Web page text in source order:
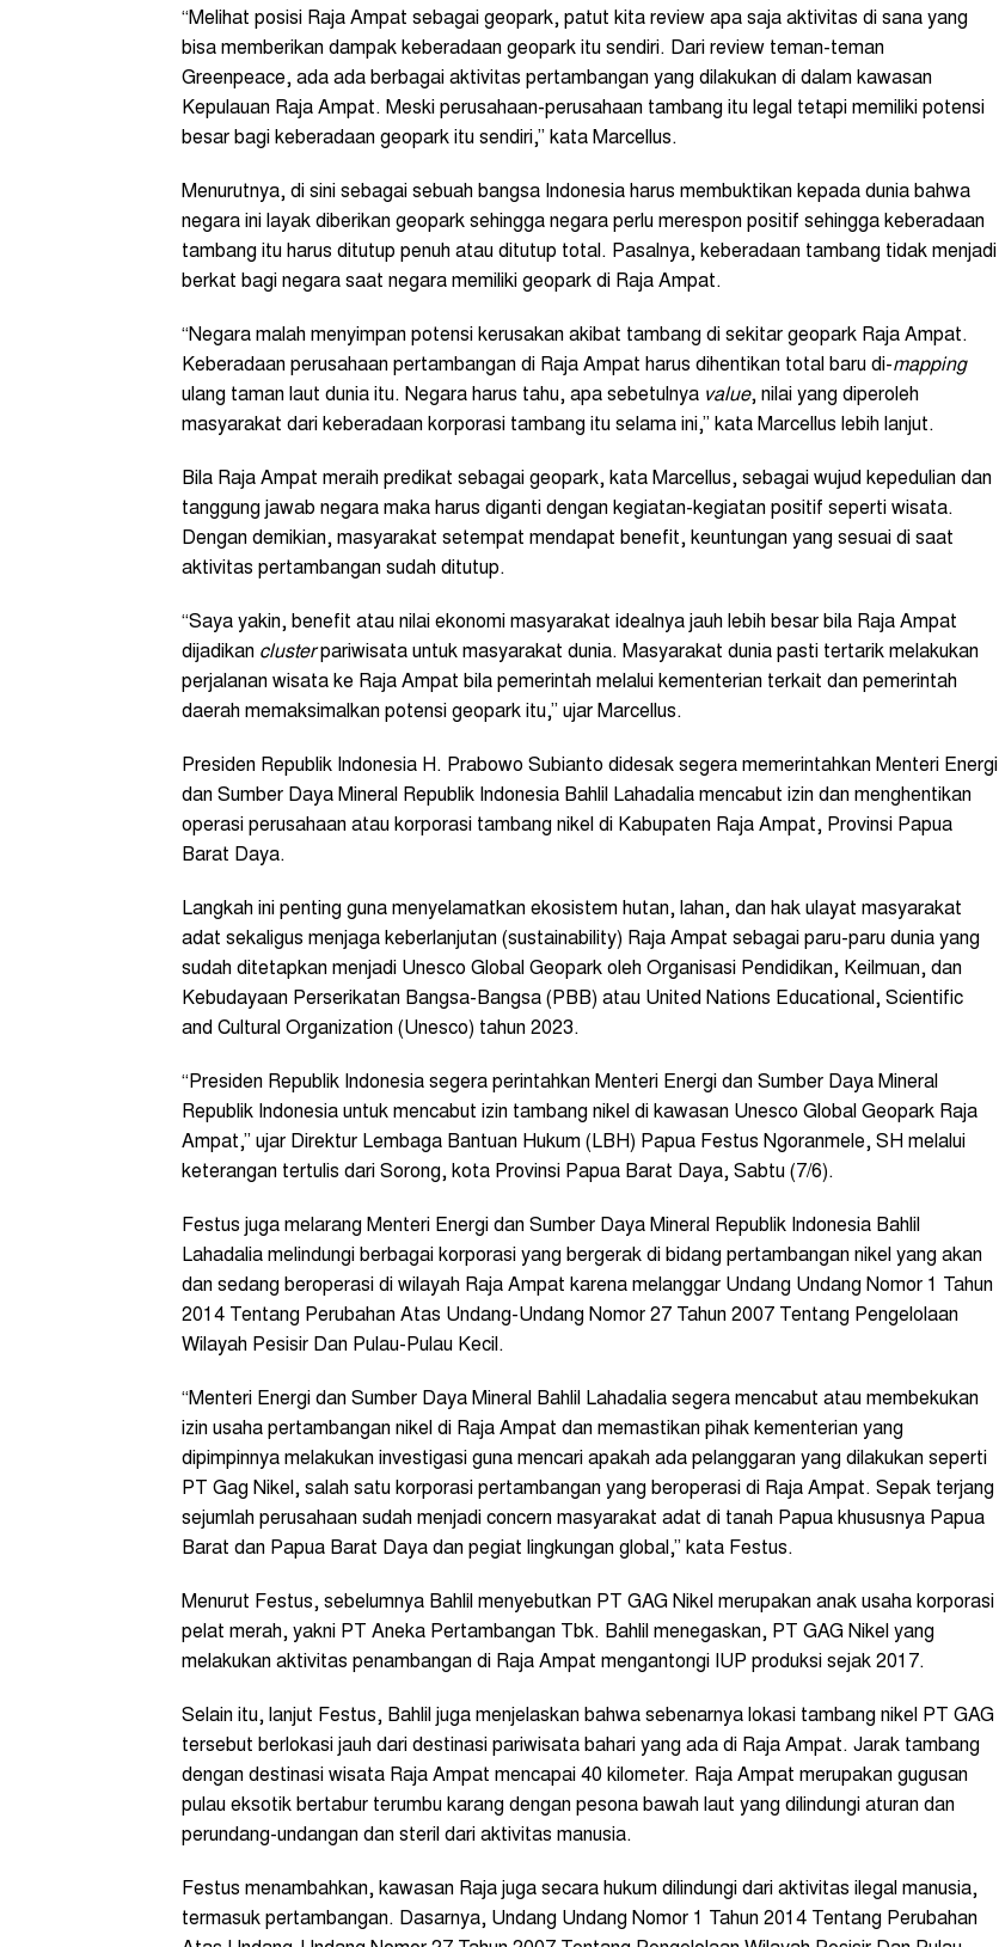
“Melihat posisi Raja Ampat sebagai geopark, patut kita review apa saja aktivitas di sana yang
bisa memberikan dampak keberadaan geopark itu sendiri. Dari review teman-teman
Greenpeace, ada ada berbagai aktivitas pertambangan yang dilakukan di dalam kawasan
Kepulauan Raja Ampat. Meski perusahaan-perusahaan tambang itu legal tetapi memiliki potensi
besar bagi keberadaan geopark itu sendiri,” kata Marcellus.
Menurutnya, di sini sebagai sebuah bangsa Indonesia harus membuktikan kepada dunia bahwa
negara ini layak diberikan geopark sehingga negara perlu merespon positif sehingga keberadaan
tambang itu harus ditutup penuh atau ditutup total. Pasalnya, keberadaan tambang tidak menjadi
berkat bagi negara saat negara memiliki geopark di Raja Ampat.
“Negara malah menyimpan potensi kerusakan akibat tambang di sekitar geopark Raja Ampat.
Keberadaan perusahaan pertambangan di Raja Ampat harus dihentikan total baru di-mapping
ulang taman laut dunia itu. Negara harus tahu, apa sebetulnya value, nilai yang diperoleh
masyarakat dari keberadaan korporasi tambang itu selama ini,” kata Marcellus lebih lanjut.
Bila Raja Ampat meraih predikat sebagai geopark, kata Marcellus, sebagai wujud kepedulian dan
tanggung jawab negara maka harus diganti dengan kegiatan-kegiatan positif seperti wisata.
Dengan demikian, masyarakat setempat mendapat benefit, keuntungan yang sesuai di saat
aktivitas pertambangan sudah ditutup.
“Saya yakin, benefit atau nilai ekonomi masyarakat idealnya jauh lebih besar bila Raja Ampat
dijadikan clusterpariwisata untuk masyarakat dunia. Masyarakat dunia pasti tertarik melakukan
perjalanan wisata ke Raja Ampat bila pemerintah melalui kementerian terkait dan pemerintah
daerah memaksimalkan potensi geopark itu,” ujar Marcellus.
Presiden Republik Indonesia H. Prabowo Subianto didesak segera memerintahkan Menteri Energi
dan Sumber Daya Mineral Republik Indonesia Bahlil Lahadalia mencabut izin dan menghentikan
operasi perusahaan atau korporasi tambang nikel di Kabupaten Raja Ampat, Provinsi Papua
Barat Daya.
Langkah ini penting guna menyelamatkan ekosistem hutan, lahan, dan hak ulayat masyarakat
adat sekaligus menjaga keberlanjutan (sustainability) Raja Ampat sebagai paru-paru dunia yang
sudah ditetapkan menjadi Unesco Global Geopark oleh Organisasi Pendidikan, Keilmuan, dan
Kebudayaan Perserikatan Bangsa-Bangsa (PBB) atau United Nations Educational, Scientific
and Cultural Organization (Unesco) tahun 2023.
“Presiden Republik Indonesia segera perintahkan Menteri Energi dan Sumber Daya Mineral
Republik Indonesia untuk mencabut izin tambang nikel di kawasan Unesco Global Geopark Raja
Ampat,” ujar Direktur Lembaga Bantuan Hukum (LBH) Papua Festus Ngoranmele, SH melalui
keterangan tertulis dari Sorong, kota Provinsi Papua Barat Daya, Sabtu (7/6).
Festus juga melarang Menteri Energi dan Sumber Daya Mineral Republik Indonesia Bahlil
Lahadalia melindungi berbagai korporasi yang bergerak di bidang pertambangan nikel yang akan
dan sedang beroperasi di wilayah Raja Ampat karena melanggar Undang Undang Nomor 1 Tahun
2014 Tentang Perubahan Atas Undang-Undang Nomor 27 Tahun 2007 Tentang Pengelolaan
Wilayah Pesisir Dan Pulau-Pulau Kecil.
“Menteri Energi dan Sumber Daya Mineral Bahlil Lahadalia segera mencabut atau membekukan
izin usaha pertambangan nikel di Raja Ampat dan memastikan pihak kementerian yang
dipimpinnya melakukan investigasi guna mencari apakah ada pelanggaran yang dilakukan seperti
PT Gag Nikel, salah satu korporasi pertambangan yang beroperasi di Raja Ampat. Sepak terjang
sejumlah perusahaan sudah menjadi concern masyarakat adat di tanah Papua khususnya Papua
Barat dan Papua Barat Daya dan pegiat lingkungan global,” kata Festus.
Menurut Festus, sebelumnya Bahlil menyebutkan PT GAG Nikel merupakan anak usaha korporasi
pelat merah, yakni PT Aneka Pertambangan Tbk. Bahlil menegaskan, PT GAG Nikel yang
melakukan aktivitas penambangan di Raja Ampat mengantongi IUP produksi sejak 2017.
Selain itu, lanjut Festus, Bahlil juga menjelaskan bahwa sebenarnya lokasi tambang nikel PT GAG
tersebut berlokasi jauh dari destinasi pariwisata bahari yang ada di Raja Ampat. Jarak tambang
dengan destinasi wisata Raja Ampat mencapai 40 kilometer. Raja Ampat merupakan gugusan
pulau eksotik bertabur terumbu karang dengan pesona bawah laut yang dilindungi aturan dan
perundang-undangan dan steril dari aktivitas manusia.
Festus menambahkan, kawasan Raja juga secara hukum dilindungi dari aktivitas ilegal manusia,
termasuk pertambangan. Dasarnya, Undang Undang Nomor 1 Tahun 2014 Tentang Perubahan